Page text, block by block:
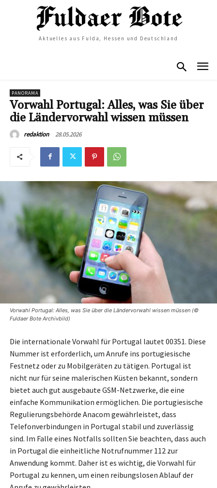
Aktuelles aus Fulda, Hessen und Deutschland
PANORAMA
Vorwahl Portugal: Alles, was Sie über
die Ländervorwahl wissen müssen
redaktion 28.05.2026
Vorwahl Portugal: Alles, was Sie über die Ländervorwahl wissen müssen (©
Fuldaer Bote Archivbild)
Die internationale Vorwahl für Portugal lautet 00351. Diese
Nummer ist erforderlich, um Anrufe ins portugiesische
Festnetz oder zu Mobilgeräten zu tätigen. Portugal ist
nicht nur für seine malerischen Küsten bekannt, sondern
bietet auch gut ausgebaute GSM-Netzwerke, die eine
einfache Kommunikation ermöglichen. Die portugiesische
Regulierungsbehörde Anacom gewährleistet, dass
Telefonverbindungen in Portugal stabil und zuverlässig
sind. Im Falle eines Notfalls sollten Sie beachten, dass auch
in Portugal die einheitliche Notrufnummer 112 zur
Anwendung kommt. Daher ist es wichtig, die Vorwahl für
Portugal zu kennen, um einen reibungslosen Ablauf der